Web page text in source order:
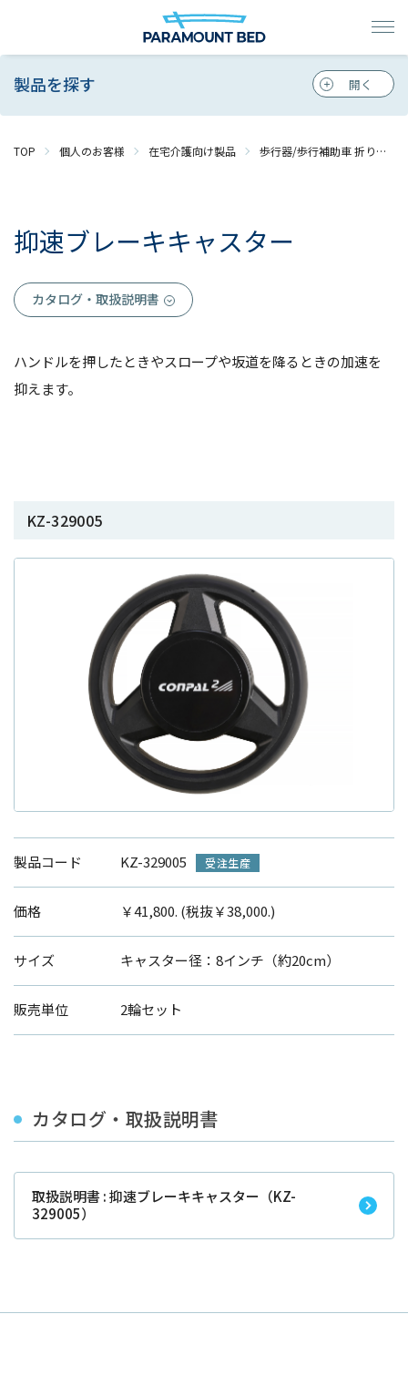
製品を探す
TOP 個人のお客様 在宅介護向け製品 歩行器/歩行補助車 折りたたみ式歩行車
抑速ブレーキキャスター
カタログ・取扱説明書
ハンドルを押したときやスロープや坂道を降るときの加速を
抑えます。
KZ-329005
製品コード KZ-329005 受注生産
価格 ￥41,800. (税抜￥38,000.)
サイズ キャスター径：8インチ（約20cm）
販売単位 2輪セット
カタログ・取扱説明書
取扱説明書 : 抑速ブレーキキャスター（KZ-
329005）